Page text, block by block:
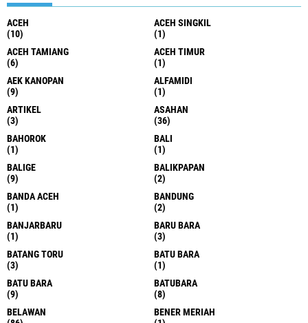
ACEH
(10)
ACEH SINGKIL
(1)
ACEH TAMIANG
(6)
ACEH TIMUR
(1)
AEK KANOPAN
(9)
ALFAMIDI
(1)
ARTIKEL
(3)
ASAHAN
(36)
BAHOROK
(1)
BALI
(1)
BALIGE
(9)
BALIKPAPAN
(2)
BANDA ACEH
(1)
BANDUNG
(2)
BANJARBARU
(1)
BARU BARA
(3)
BATANG TORU
(3)
BATU BARA
(1)
BATU BARA
(9)
BATUBARA
(8)
BELAWAN
BENER MERIAH